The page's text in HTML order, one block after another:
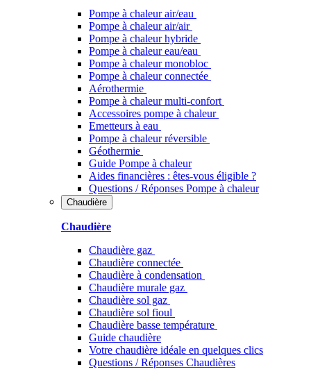
Pompe à chaleur air/eau
Pompe à chaleur air/air
Pompe à chaleur hybride
Pompe à chaleur​ eau/eau
Pompe à chaleur monobloc
Pompe à chaleur connectée
Aérothermie
Pompe à chaleur multi-confort
Accessoires pompe à chaleur
Emetteurs à eau
Pompe à chaleur réversible
Géothermie
Guide Pompe à chaleur
Aides financières : êtes-vous éligible ?
Questions / Réponses Pompe à chaleur
Chaudière
Chaudière
Chaudière gaz
Chaudière connectée
Chaudière à condensation
Chaudière murale gaz
Chaudière sol gaz
Chaudière sol fioul
Chaudière basse température
Guide chaudière
Votre chaudière idéale en quelques clics
Questions / Réponses Chaudières